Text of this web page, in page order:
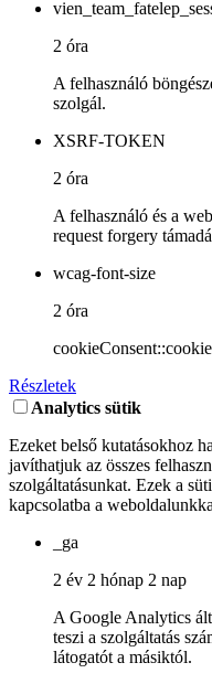
2 óra
A felhasználó
szolgál.
XSRF-TOKEN
2 óra
A felhasználó és a
request forgery
wcag-font-size
2 óra
Részletek
Analytics sütik
Ezeket belső kutatásokhoz
javíthatjuk az összes
szolgáltatásunkat. Ezek a
kapcsolatba a
_ga
2 év 2 hónap 2 nap
A Google Analytics
teszi a szolgáltatás
látogatót a másiktól.